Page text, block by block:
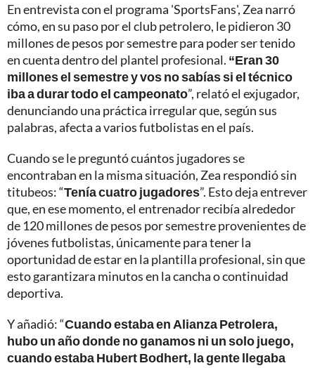
En entrevista con el programa 'SportsFans', Zea narró
cómo, en su paso por el club petrolero, le pidieron 30
millones de pesos por semestre para poder ser tenido
en cuenta dentro del plantel profesional. “Eran 30
millones el semestre y vos no sabías si el técnico
iba a durar todo el campeonato”, relató el exjugador,
denunciando una práctica irregular que, según sus
palabras, afecta a varios futbolistas en el país.
Cuando se le preguntó cuántos jugadores se
encontraban en la misma situación, Zea respondió sin
titubeos: “Tenía cuatro jugadores”. Esto deja entrever
que, en ese momento, el entrenador recibía alrededor
de 120 millones de pesos por semestre provenientes de
jóvenes futbolistas, únicamente para tener la
oportunidad de estar en la plantilla profesional, sin que
esto garantizara minutos en la cancha o continuidad
deportiva.
Y añadió: “Cuando estaba en Alianza Petrolera,
hubo un año donde no ganamos ni un solo juego,
cuando estaba Hubert Bodhert, la gente llegaba